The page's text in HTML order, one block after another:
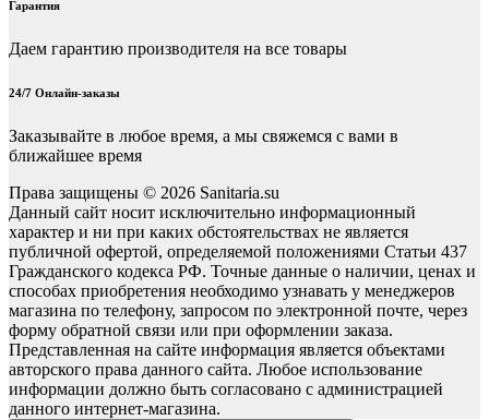
Гарантия
Даем гарантию производителя на все товары
24/7 Онлайн-заказы
Заказывайте в любое время, а мы свяжемся с вами в
ближайшее время
Права защищены © 2026 Sanitaria.su
Данный сайт носит исключительно информационный
характер и ни при каких обстоятельствах не является
публичной офертой, определяемой положениями Статьи 437
Гражданского кодекса РФ. Точные данные о наличии, ценах и
способах приобретения необходимо узнавать у менеджеров
магазина по телефону, запросом по электронной почте, через
форму обратной связи или при оформлении заказа.
Представленная на сайте информация является объектами
авторского права данного сайта. Любое использование
информации должно быть согласовано с администрацией
данного интернет-магазина.